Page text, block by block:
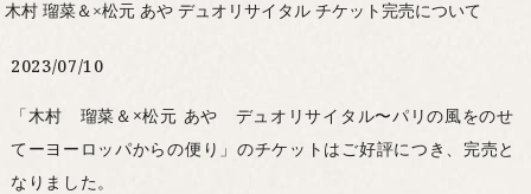
木村 瑠菜＆×松元 あや デュオリサイタル チケット完売について
2023/07/10
「木村 瑠菜＆×松元 あや デュオリサイタル〜パリの風をのせ
てーヨーロッパからの便り」のチケットはご好評につき、完売と
なりました。